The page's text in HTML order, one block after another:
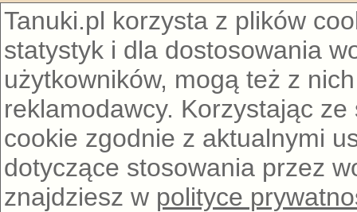
Tanuki.pl korzysta z plików
statystyk i dla dostosowania
użytkowników, mogą też z
reklamodawcy. Korzystając
cookie zgodnie z aktualnymi
dotyczące stosowania przez
znajdziesz w polityce